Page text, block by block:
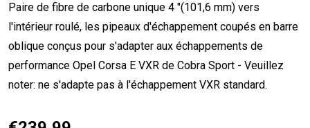
Paire de fibre de carbone unique 4 "(101,6 mm) vers
l'intérieur roulé, les pipeaux d'échappement coupés en barre
oblique conçus pour s'adapter aux échappements de
performance Opel Corsa E VXR de Cobra Sport - Veuillez
noter: ne s'adapte pas à l'échappement VXR standard.